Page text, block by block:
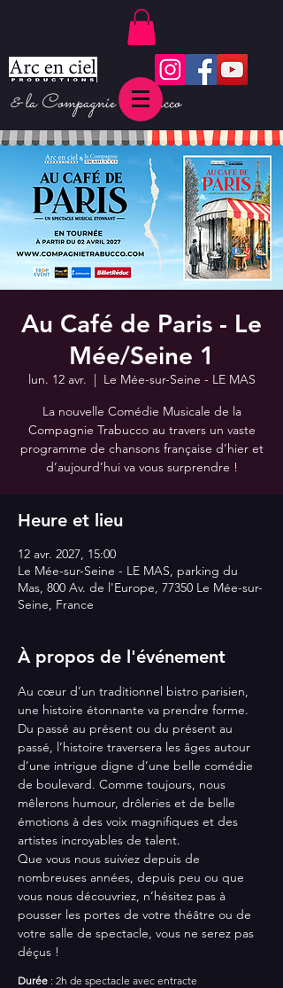
& la Compagnie Trabucco
Au Café de Paris - Le
Mée/Seine 1
lun. 12 avr.
  |
Le Mée-sur-Seine - LE MAS
La nouvelle Comédie Musicale de la
Compagnie Trabucco au travers un vaste
programme de chansons française d’hier et
d’aujourd’hui va vous surprendre !
Heure et lieu
12 avr. 2027, 15:00
Le Mée-sur-Seine - LE MAS, parking du
Mas, 800 Av. de l'Europe, 77350 Le Mée-sur-
Seine, France
À propos de l'événement
Au cœur d’un traditionnel bistro parisien,
une histoire étonnante va prendre forme.
Du passé au présent ou du présent au
passé, l’histoire traversera les âges autour
d’une intrigue digne d’une belle comédie
de boulevard. Comme toujours, nous
mêlerons humour, drôleries et de belle
émotions à des voix magnifiques et des
artistes incroyables de talent.
Que vous nous suiviez depuis de
nombreuses années, depuis peu ou que
vous nous découvriez, n’hésitez pas à
pousser les portes de votre théâtre ou de
votre salle de spectacle, vous ne serez pas
déçus !
Durée : 2h de spectacle avec entracte